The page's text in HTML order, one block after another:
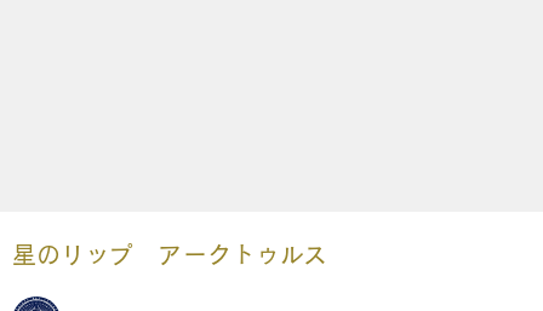
星のリップ アークトゥルス